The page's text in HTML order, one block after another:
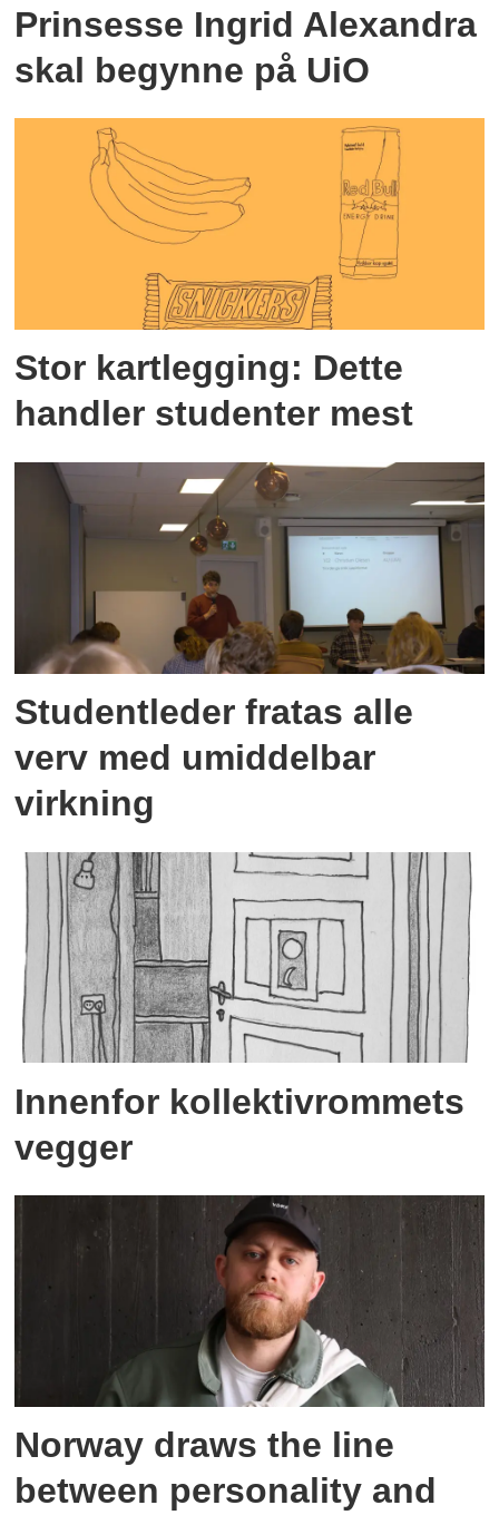
Prinsesse Ingrid Alexandra
skal begynne på UiO
Stor kartlegging: Dette
handler studenter mest
Studentleder fratas alle
verv med umiddelbar
virkning
Innenfor kollektivrommets
vegger
Norway draws the line
between personality and